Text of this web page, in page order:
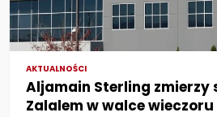
AKTUALNOŚCI
Aljamain Sterling zmierzy
Zalalem w walce wieczoru